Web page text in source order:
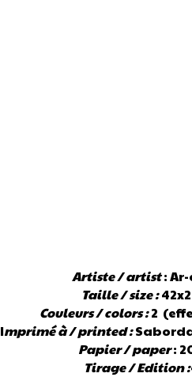
Artiste / artist:
Taille / size :
Couleurs / colors :2
Imprimé à / printed :
Papier / paper:
Tirage / Edition :